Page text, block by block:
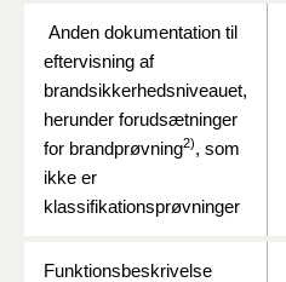
Anden dokumentation til
eftervisning af
brandsikkerhedsniveauet,
herunder forudsætninger
for brandprøvning2), som
ikke er
klassifikationsprøvninger
Funktionsbeskrivelse